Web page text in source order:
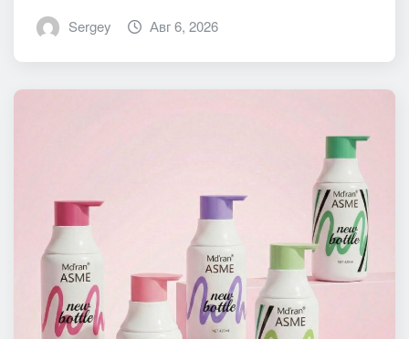
Sergey Авг 6, 2026